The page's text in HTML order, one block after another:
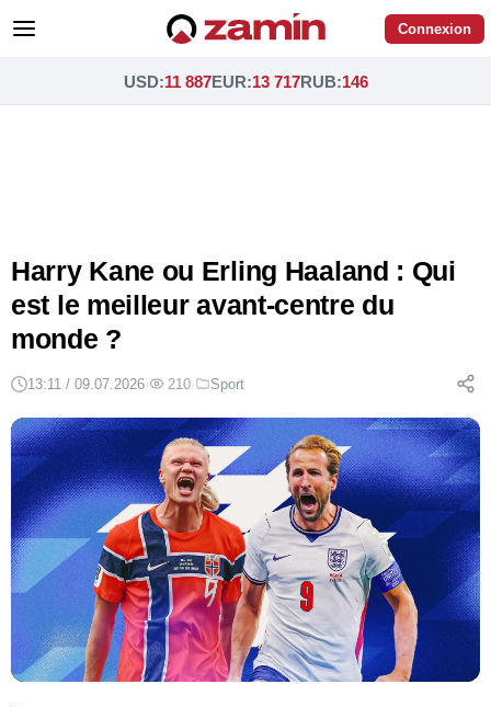
Connexion
USD:11 887EUR:13 717RUB:146
Harry Kane ou Erling Haaland : Qui
est le meilleur avant-centre du
monde ?
13:11 / 09.07.2026· 210· Sport